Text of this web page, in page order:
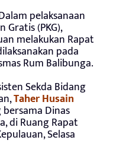
pelaksanaan
(PKG),
melakukan Rapat
pada
Rum Balibunga.
Sekda Bidang
Taher Husain
Dinas
di Ruang Rapat
Selasa